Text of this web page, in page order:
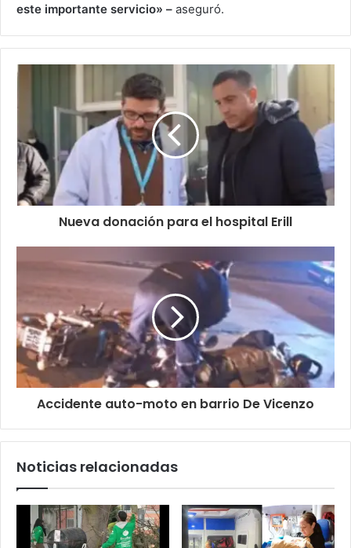
este importante servicio» – aseguró.
Nueva donación para el hospital Erill
Accidente auto-moto en barrio De Vicenzo
Noticias relacionadas